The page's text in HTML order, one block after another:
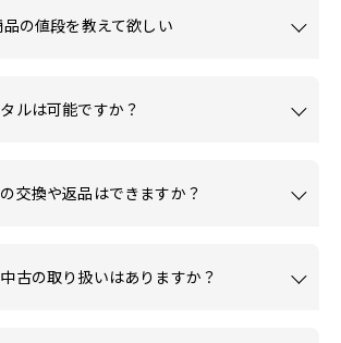
の値段を教えて欲しい
ルは可能ですか？
交換や返品はできますか？
古の取り扱いはありますか？